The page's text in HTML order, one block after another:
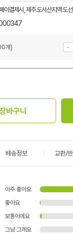
이결제시, 제주.도서산지역 도
개]
바구니
배송정보 교환/
아주 좋아요
좋아요
보통이에요
그냥 그래요